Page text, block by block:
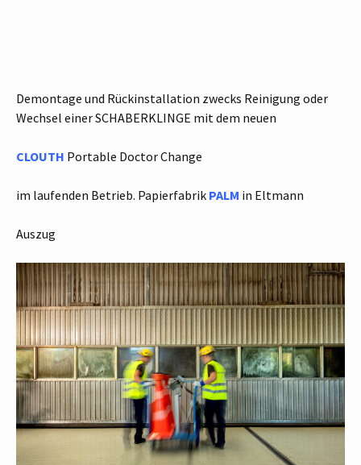
Demontage und Rückinstallation zwecks Reinigung oder
Wechsel einer SCHABERKLINGE mit dem neuen
CLOUTH Portable Doctor Change
im laufenden Betrieb. Papierfabrik PALM in Eltmann
Auszug